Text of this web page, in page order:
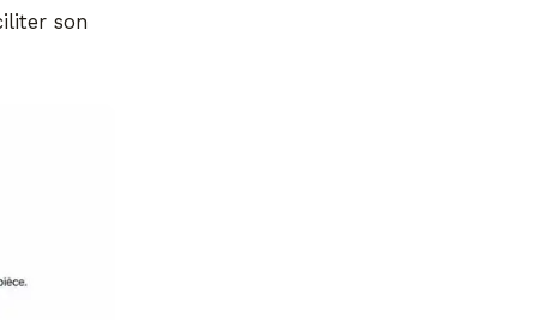
son